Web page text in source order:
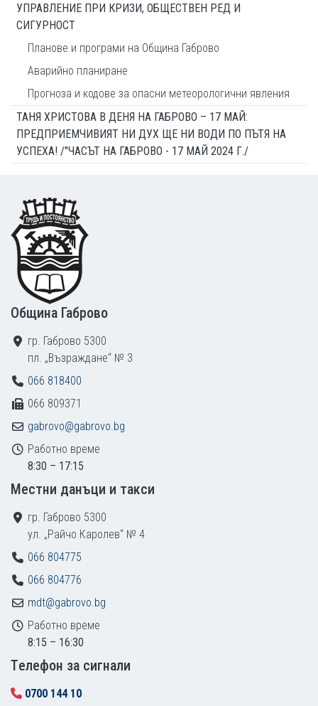
УПРАВЛЕНИЕ ПРИ КРИЗИ, ОБЩЕСТВЕН РЕД И
СИГУРНОСТ
Планове и програми на Община Габрово
Аварийно планиране
Прогноза и кодове за опасни метеорологични явления
ТАНЯ ХРИСТОВА В ДЕНЯ НА ГАБРОВО – 17 МАЙ:
ПРЕДПРИЕМЧИВИЯТ НИ ДУХ ЩЕ НИ ВОДИ ПО ПЪТЯ НА
УСПЕХА! /"ЧАСЪТ НА ГАБРОВО - 17 МАЙ 2024 Г./
Footer
Община Габрово
гр. Габрово 5300
пл. „Възраждане“ № 3
066 818400
066 809371
gabrovo@gabrovo.bg
Работно време
8:30 – 17:15
Местни данъци и такси
гр. Габрово 5300
ул. „Райчо Каролев“ № 4
066 804775
066 804776
mdt@gabrovo.bg
Работно време
8:15 – 16:30
Tелефон за сигнали
0700 144 10